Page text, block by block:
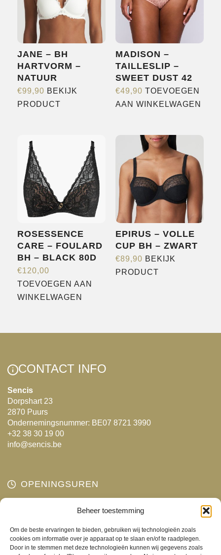
Beheer toestemming
Om de beste ervaringen te bieden, gebruiken wij technologieën zoals
cookies om informatie over je apparaat op te slaan en/of te raadplegen.
Door in te stemmen met deze technologieën kunnen wij gegevens zoals
JANE – BH
HARTVORM –
NATUUR
€99,90 BEKIJK
PRODUCT
meerdere
variaties.
Deze
optie
kan
gekozen
op
de
productpagina
MADISON –
TAILLESLIP –
SWEET DUST 42
€49,90 TOEVOEGEN
AAN WINKELWAGEN
ROSESSENCE
CARE – FOULARD
BH – BLACK 80D
€120,00
TOEVOEGEN AAN
WINKELWAGEN
EPIRUS – VOLLE
CUP BH – ZWART
€89,90 BEKIJK
PRODUCT
CONTACT INFO
Sencis
Dorpshart 23
2870 Puurs
Ondernemingsnummer: BE07 8721 3990
+32 38 30 19 00
info@sencis.be
OPENINGSUREN
Gesloten
Woensdag
10:00 - 18:00
Donderdag
10:00 - 18:00